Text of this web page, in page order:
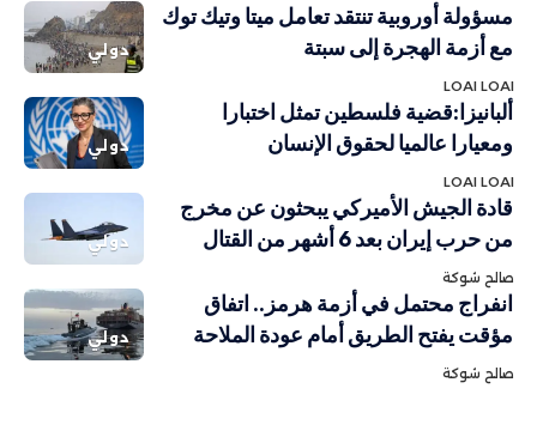
دولي
مسؤولة أوروبية تنتقد تعامل ميتا وتيك توك
مع أزمة الهجرة إلى سبتة
LOAI LOAI
دولي
ألبانيزا:قضية فلسطين تمثل اختبارا
ومعيارا عالميا لحقوق الإنسان
LOAI LOAI
دولي
قادة الجيش الأميركي يبحثون عن مخرج
من حرب إيران بعد 6 أشهر من القتال
صالح شوكة
دولي
انفراج محتمل في أزمة هرمز.. اتفاق
مؤقت يفتح الطريق أمام عودة الملاحة
صالح شوكة